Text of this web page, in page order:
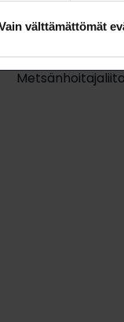
välttämättömät
HYLO on
Akateemisten